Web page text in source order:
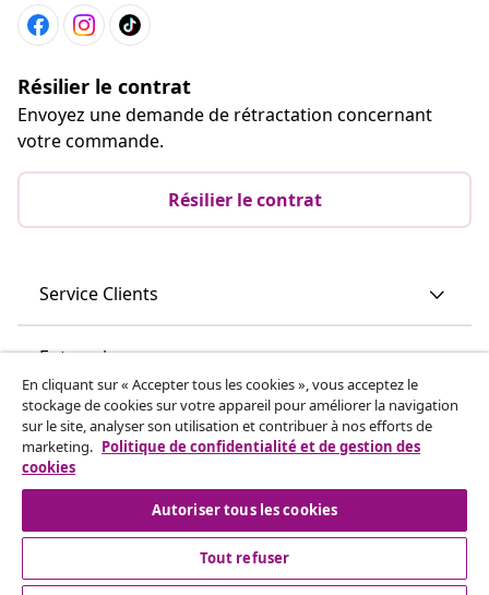
Service Clients
Entreprises
vidaXL
Découvrez-en plus
© 2008-2026 vidaXL vidaxl.be est une boutique en ligne de
vidaXL Marketplace B.V.
En cliquant sur « Accepter tous les cookies », vous acceptez le
stockage de cookies sur votre appareil pour améliorer la navigation
sur le site, analyser son utilisation et contribuer à nos efforts de
marketing. Politique de confidentialité et de gestion des
cookies
Autoriser tous les cookies
Tout refuser